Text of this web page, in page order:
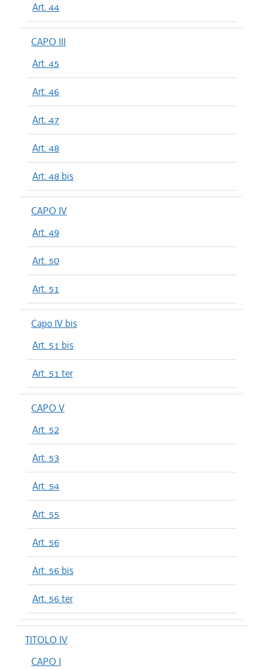
Art. 44
CAPO III
Art. 45
Art. 46
Art. 47
Art. 48
Art. 48 bis
CAPO IV
Art. 49
Art. 50
Art. 51
Capo IV bis
Art. 51 bis
Art. 51 ter
CAPO V
Art. 52
Art. 53
Art. 54
Art. 55
Art. 56
Art. 56 bis
Art. 56 ter
TITOLO IV
CAPO I